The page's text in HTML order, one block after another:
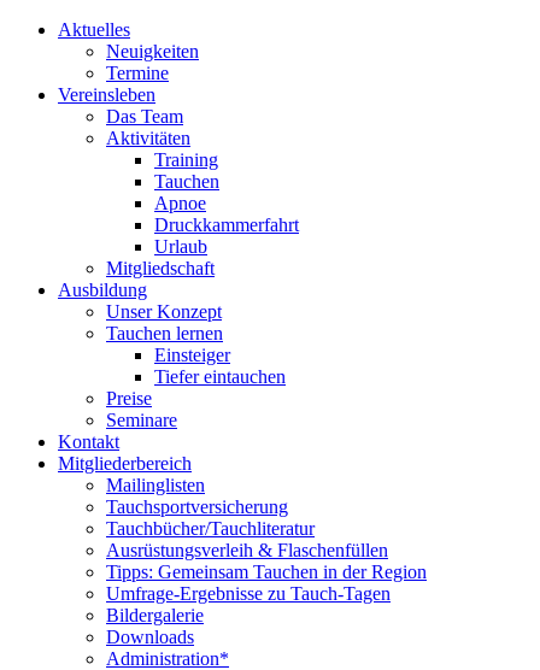
Aktuelles
Neuigkeiten
Termine
Vereinsleben
Das Team
Aktivitäten
Training
Tauchen
Apnoe
Druckkammerfahrt
Urlaub
Mitgliedschaft
Ausbildung
Unser Konzept
Tauchen lernen
Einsteiger
Tiefer eintauchen
Preise
Seminare
Kontakt
Mitgliederbereich
Mailinglisten
Tauchsportversicherung
Tauchbücher/Tauchliteratur
Ausrüstungsverleih & Flaschenfüllen
Tipps: Gemeinsam Tauchen in der Region
Umfrage-Ergebnisse zu Tauch-Tagen
Bildergalerie
Downloads
Administration*